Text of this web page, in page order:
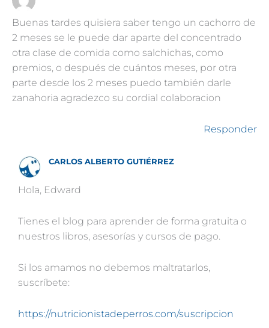
Buenas tardes quisiera saber tengo un cachorro de
2 meses se le puede dar aparte del concentrado
otra clase de comida como salchichas, como
premios, o después de cuántos meses, por otra
parte desde los 2 meses puedo también darle
zanahoria agradezco su cordial colaboracion
Responder
CARLOS ALBERTO GUTIÉRREZ
Hola, Edward
Tienes el blog para aprender de forma gratuita o
nuestros libros, asesorías y cursos de pago.
Si los amamos no debemos maltratarlos,
suscríbete:
https://nutricionistadeperros.com/suscripcion